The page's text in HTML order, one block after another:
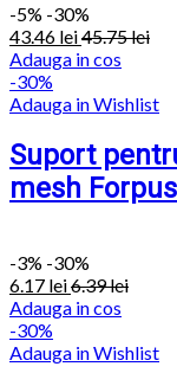
-5% -30%
43.46 lei45.75lei
Adauga in cos
-30%
Adauga in Wishlist
Suport
mesh
-3% -30%
6.17 lei6.39lei
Adauga in cos
-30%
Adauga in Wishlist